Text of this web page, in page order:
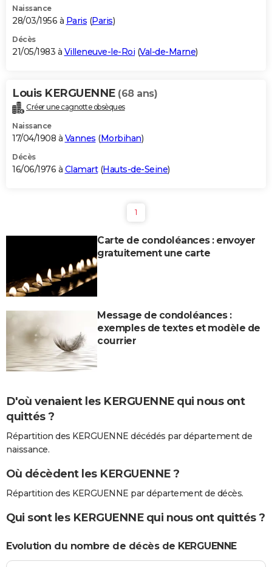
Naissance
28/03/1956 à Paris (Paris)
Décès
21/05/1983 à Villeneuve-le-Roi (Val-de-Marne)
Louis KERGUENNE (68 ans)
Créer une cagnotte obsèques
Naissance
17/04/1908 à Vannes (Morbihan)
Décès
16/06/1976 à Clamart(Hauts-de-Seine)
1
Carte de condoléances : envoyer
gratuitement une carte
Message de condoléances :
exemples de textes et modèle de
courrier
D'où venaient les KERGUENNE qui nous ont
quittés ?
Répartition des KERGUENNE décédés par département de
naissance.
Où décèdent les KERGUENNE ?
Répartition des KERGUENNE par département de décès.
Qui sont les KERGUENNE qui nous ont quittés ?
Evolution du nombre de décès de KERGUENNE